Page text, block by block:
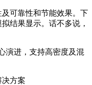
可靠性和节能效果。下
结果显示。话不多说，
演进，支持高密度及混
方案